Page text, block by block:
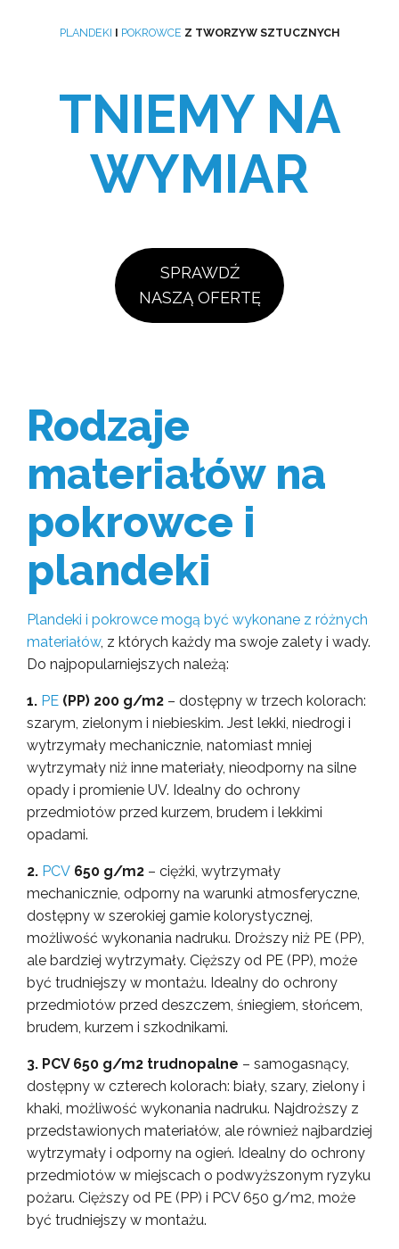
PLANDEKI I POKROWCE Z TWORZYW SZTUCZNYCH
TNIEMY NA
WYMIAR
SPRAWDŹ
NASZĄ OFERTĘ
Rodzaje
materiałów na
pokrowce i
plandeki
Plandeki i pokrowce mogą być wykonane z różnych
materiałów, z których każdy ma swoje zalety i wady.
Do najpopularniejszych należą:
1. PE (PP) 200 g/m2 – dostępny w trzech kolorach:
szarym, zielonym i niebieskim. Jest lekki, niedrogi i
wytrzymały mechanicznie, natomiast mniej
wytrzymały niż inne materiały, nieodporny na silne
opady i promienie UV. Idealny do ochrony
przedmiotów przed kurzem, brudem i lekkimi
opadami.
2. PCV 650 g/m2 – ciężki, wytrzymały
mechanicznie, odporny na warunki atmosferyczne,
dostępny w szerokiej gamie kolorystycznej,
możliwość wykonania nadruku. Droższy niż PE (PP),
ale bardziej wytrzymały. Cięższy od PE (PP), może
być trudniejszy w montażu. Idealny do ochrony
przedmiotów przed deszczem, śniegiem, słońcem,
brudem, kurzem i szkodnikami.
3. PCV 650 g/m2 trudnopalne – samogasnący,
dostępny w czterech kolorach: biały, szary, zielony i
khaki, możliwość wykonania nadruku. Najdroższy z
przedstawionych materiałów, ale również najbardziej
wytrzymały i odporny na ogień. Idealny do ochrony
przedmiotów w miejscach o podwyższonym ryzyku
pożaru. Cięższy od PE (PP) i PCV 650 g/m2, może
być trudniejszy w montażu.